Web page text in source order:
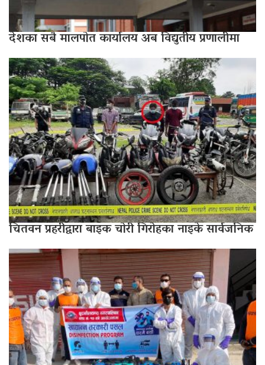
देशका सबै मालपोत कार्यालय अब विद्युतीय प्रणालीमा
चितवन प्रहरीद्वारा बाइक चोरी गिरोहका नाइके सार्वजनिक